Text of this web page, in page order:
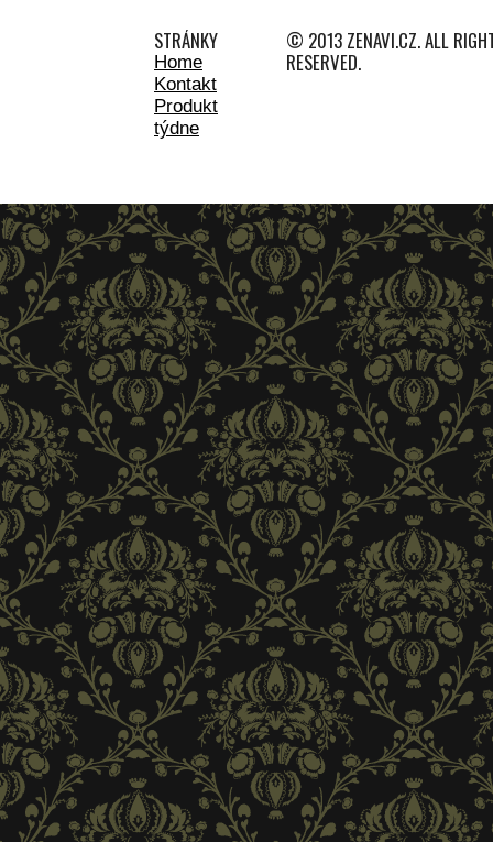
STRÁNKY
Home
Kontakt
Produkt
týdne
© 2013 ZENAVI.CZ. ALL
RESERVED.